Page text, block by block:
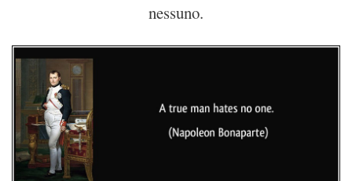
nessuno.